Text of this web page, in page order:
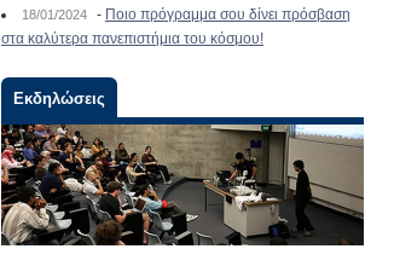
18/01/2024 - Ποιο πρόγραμμα σου δίνει πρόσβαση
στα καλύτερα πανεπιστήμια του κόσμου!
Εκδηλώσεις